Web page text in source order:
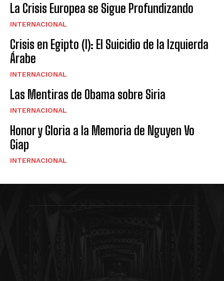
La Crisis Europea se Sigue Profundizando
INTERNACIONAL
Crisis en Egipto (I): El Suicidio de la Izquierda
Árabe
INTERNACIONAL
Las Mentiras de Obama sobre Siria
INTERNACIONAL
Honor y Gloria a la Memoria de Nguyen Vo
Giap
INTERNACIONAL